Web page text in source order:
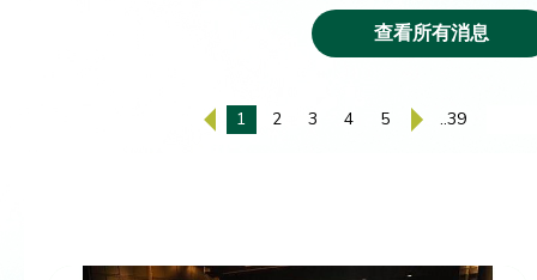
查看所有消息
1 2 3 4 5 ..39